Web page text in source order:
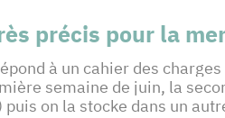
précis pour la
à un cahier des
semaine de juin, la
on la stocke dans un